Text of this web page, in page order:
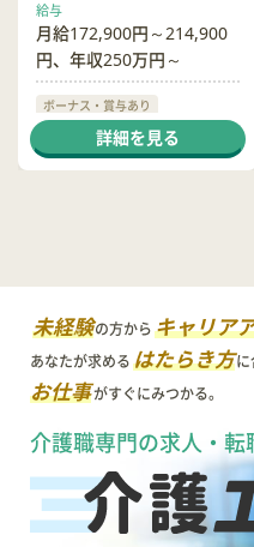
給与
月給172,900円～214,900
円、年収250万円～
ボーナス・賞与あり
社会保険完備
交通費支給
詳細を見る
未経験の方からキャリア
あなたが求めるはたらき方に
お仕事がすぐにみつかる。
介護職専門の求人・転